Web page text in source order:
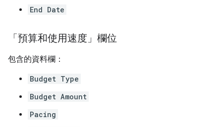
End Date
「預算和使用速度」欄位
包含的資料欄：
Budget Type
Budget Amount
Pacing